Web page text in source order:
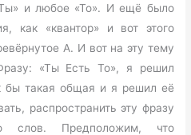
и любое «То». И ещё было
как «квантор» и вот этого
А. И вот на эту тему
«Ты Есть То», я решил
бы такая общая и я решил её
распространить эту фразу
слов. Предположим, что